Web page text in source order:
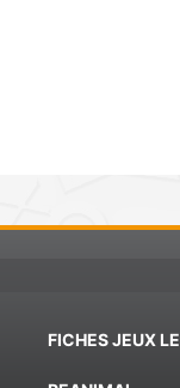
FICHES JEUX